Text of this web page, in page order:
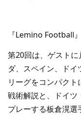
『Lemino Football』
第20回は、ゲスト
ダ、スペイン、ド
リーグをコンパク
戦術解説と、ドイツ
プレーする板倉滉選